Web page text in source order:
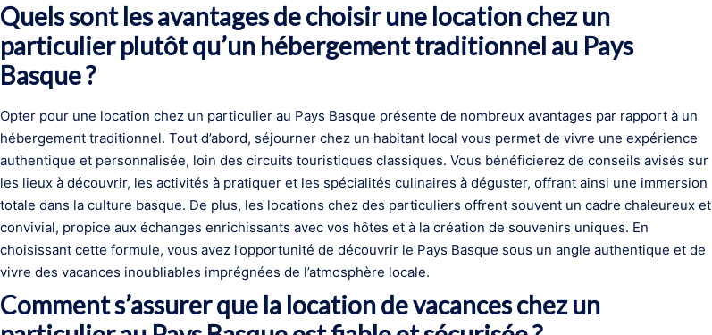
Quels sont les avantages de choisir une location chez un
particulier plutôt qu’un hébergement traditionnel au Pays
Basque ?
Opter pour une location chez un particulier au Pays Basque présente de nombreux avantages par rapport à un
hébergement traditionnel. Tout d’abord, séjourner chez un habitant local vous permet de vivre une expérience
authentique et personnalisée, loin des circuits touristiques classiques. Vous bénéficierez de conseils avisés sur
les lieux à découvrir, les activités à pratiquer et les spécialités culinaires à déguster, offrant ainsi une immersion
totale dans la culture basque. De plus, les locations chez des particuliers offrent souvent un cadre chaleureux et
convivial, propice aux échanges enrichissants avec vos hôtes et à la création de souvenirs uniques. En
choisissant cette formule, vous avez l’opportunité de découvrir le Pays Basque sous un angle authentique et de
vivre des vacances inoubliables imprégnées de l’atmosphère locale.
Comment s’assurer que la location de vacances chez un